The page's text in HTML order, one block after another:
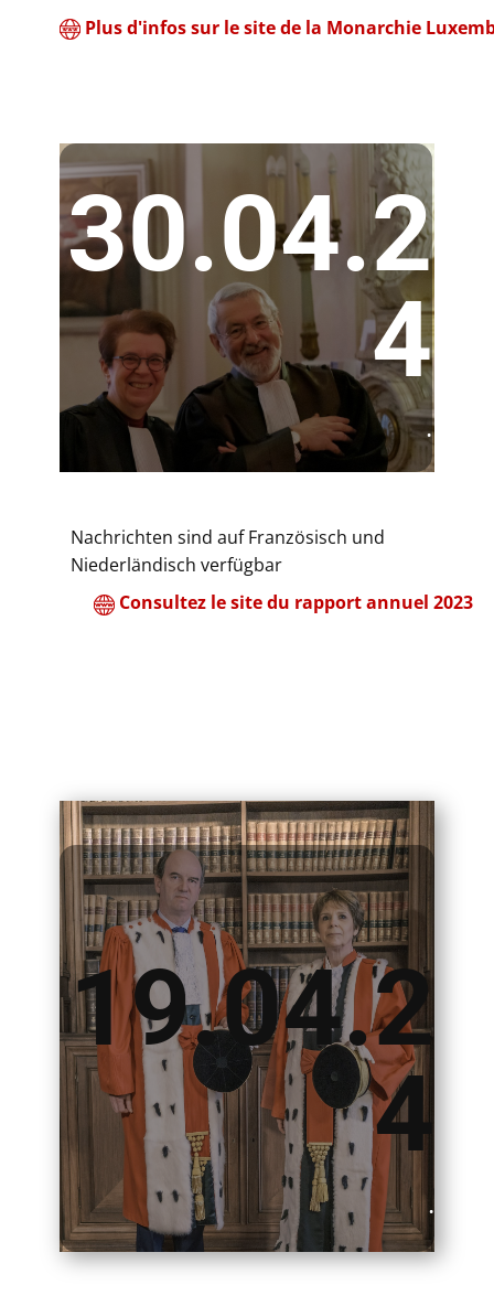
​Plus d'infos sur le site de la Monarchie
30.04.2
4
.
​Nachrichten sind auf Französisch und
Niederländisch verfügbar
Consultez le site du rapport annuel 2023
19.04.2
4
.